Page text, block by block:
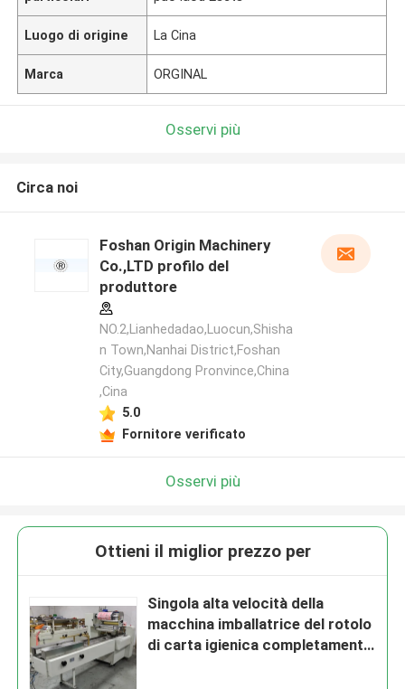
Luogo di origine La Cina
Marca ORGINAL
Osservi più
Circa noi
Foshan Origin Machinery
Co.,LTD profilo del
produttore
NO.2,Lianhedadao,Luocun,Shisha
n Town,Nanhai District,Foshan
City,Guangdong Pronvince,China
,Cina
5.0
Fornitore verificato
Osservi più
Ottieni il miglior prezzo per
Singola alta velocità della
macchina imballatrice del rotolo
di carta igienica completamente